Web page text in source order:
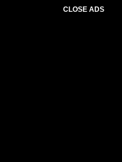
CLOSE ADS